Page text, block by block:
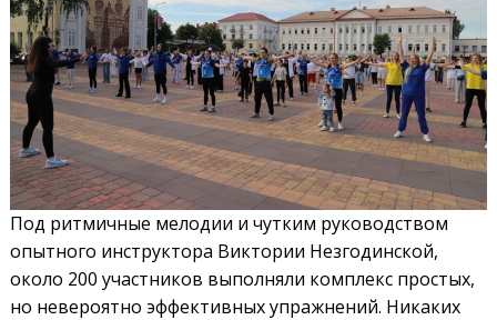
Под ритмичные мелодии и чутким руководством
опытного инструктора Виктории Незгодинской,
около 200 участников выполняли комплекс простых,
но невероятно эффективных упражнений. Никаких